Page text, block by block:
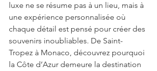
luxe ne se résume pas à un lieu, mais à
une expérience personnalisée où
chaque détail est pensé pour créer des
souvenirs inoubliables. De Saint-
Tropez à Monaco, découvrez pourquoi
la Côte d’Azur demeure la destination